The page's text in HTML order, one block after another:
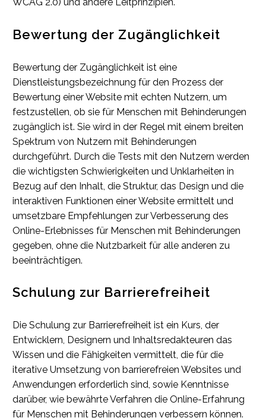
Bewertung der Zugänglichkeit
Bewertung der Zugänglichkeit ist eine
Dienstleistungsbezeichnung für den Prozess der
Bewertung einer Website mit echten Nutzern, um
festzustellen, ob sie für Menschen mit Behinderungen
zugänglich ist. Sie wird in der Regel mit einem breiten
Spektrum von Nutzern mit Behinderungen
durchgeführt. Durch die Tests mit den Nutzern werden
die wichtigsten Schwierigkeiten und Unklarheiten in
Bezug auf den Inhalt, die Struktur, das Design und die
interaktiven Funktionen einer Website ermittelt und
umsetzbare Empfehlungen zur Verbesserung des
Online-Erlebnisses für Menschen mit Behinderungen
gegeben, ohne die Nutzbarkeit für alle anderen zu
beeinträchtigen.
Schulung zur Barrierefreiheit
Die Schulung zur Barrierefreiheit ist ein Kurs, der
Entwicklern, Designern und Inhaltsredakteuren das
Wissen und die Fähigkeiten vermittelt, die für die
iterative Umsetzung von barrierefreien Websites und
Anwendungen erforderlich sind, sowie Kenntnisse
darüber, wie bewährte Verfahren die Online-Erfahrung
für Menschen mit Behinderungen verbessern können.